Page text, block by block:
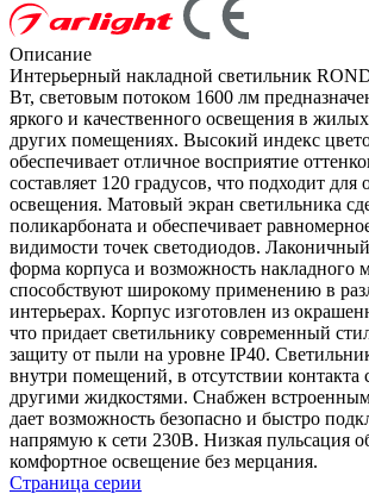
Описание
Интерьерный накладной светильник
Вт, световым потоком 1600 лм
яркого и качественного освещения в
других помещениях. Высокий индекс
обеспечивает отличное восприятие
составляет 120 градусов, что подходит для
освещения. Матовый экран светильника
поликарбоната и обеспечивает
видимости точек светодиодов.
форма корпуса и возможность накладного
способствуют широкому применению в
интерьерах. Корпус изготовлен из
что придает светильнику современный
защиту от пыли на уровне IP40.
внутри помещений, в отсутствии контакта
другими жидкостями. Снабжен
дает возможность безопасно и быстро
напрямую к сети 230В. Низкая пульсация
комфортное освещение без мерцания.
Страница серии